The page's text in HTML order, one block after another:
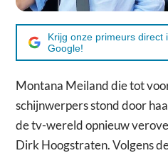
Krijg onze primeurs direct
Google!
Montana Meiland die tot
schijnwerpers stond door
de tv-wereld opnieuw
Dirk Hoogstraten. Volgens